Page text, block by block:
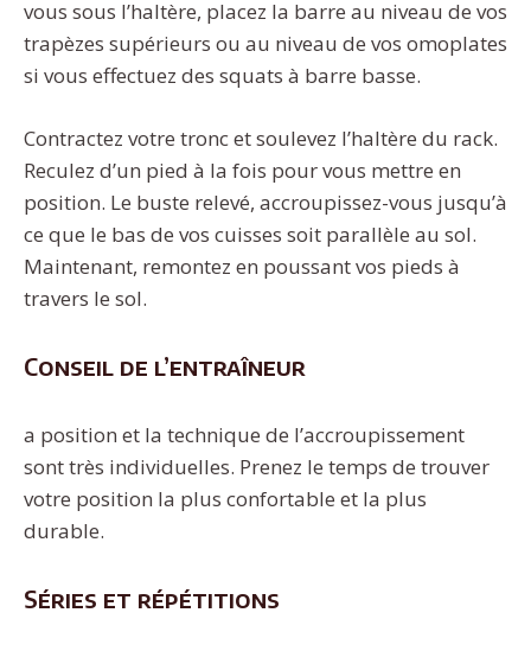
vous sous l’haltère, placez la barre au niveau de vos
trapèzes supérieurs ou au niveau de vos omoplates
si vous effectuez des squats à barre basse.
Contractez votre tronc et soulevez l’haltère du rack.
Reculez d’un pied à la fois pour vous mettre en
position. Le buste relevé, accroupissez-vous jusqu’à
ce que le bas de vos cuisses soit parallèle au sol.
Maintenant, remontez en poussant vos pieds à
travers le sol.
Conseil de l’entraîneur
a position et la technique de l’accroupissement
sont très individuelles. Prenez le temps de trouver
votre position la plus confortable et la plus
durable.
Séries et répétitions